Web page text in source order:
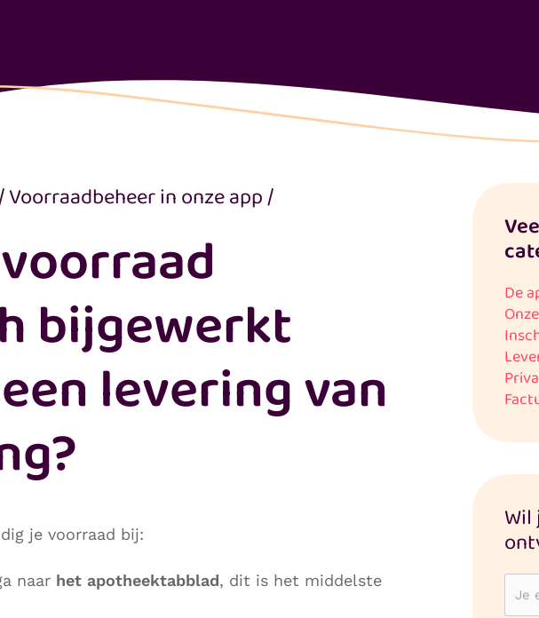
Voorraadbeheer in onze app/
bijgewerkt
levering van
je voorraad bij:
naar het apotheektabblad, dit is het middelste
De